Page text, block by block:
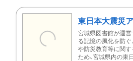
東日本大震災
宮城県図書館が運
る記憶の風化を防ぐ
や防災教育等に関
ため、宮城県内の東